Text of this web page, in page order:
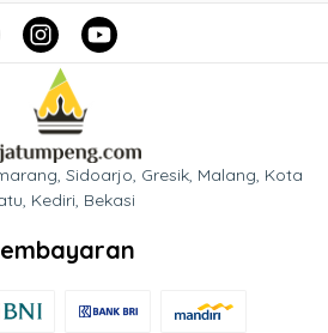
Sidoarjo, Gresik, Malang, Kota
Kediri, Bekasi